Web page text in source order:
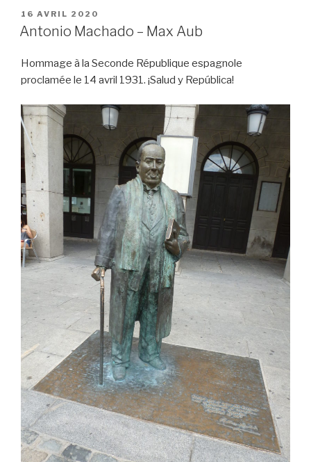
e
o
k
er
k
g
PUBLIÉ
LE
16 AVRIL 2020
Antonio Machado – Max Aub
Hommage à la Seconde République espagnole
proclamée le 14 avril 1931. ¡Salud y República!